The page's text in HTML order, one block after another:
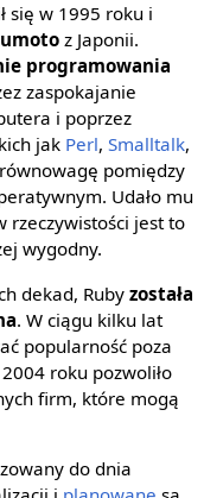
się w 1995 roku i
z Japonii.
programowania
zaspokajanie
i poprzez
jak Perl, Smalltalk,
pomiędzy
Udało mu
rzeczywistości jest to
wygodny.
dekad, Ruby została
. W ciągu kilku lat
popularność poza
roku pozwoliło
firm, które mogą
do dnia